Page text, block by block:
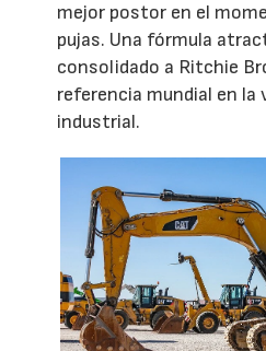
mejor postor en el
pujas. Una fórmula
consolidado a Ritchie
referencia mundial en la
industrial.